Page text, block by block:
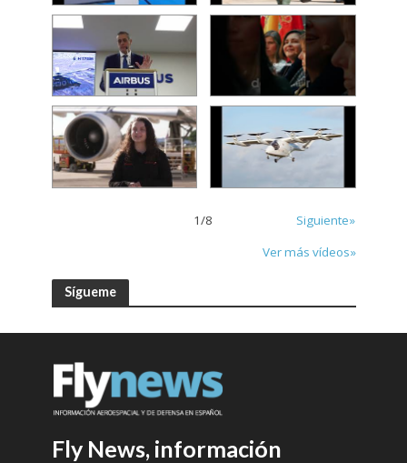
1/8
Siguiente»
Ver más vídeos»
Sígueme
Fly News, información